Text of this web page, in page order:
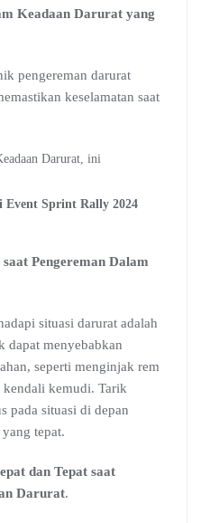
Keadaan Darurat yang
pengereman darurat
keselamatan saat
Event Sprint Rally 2024
saat Pengereman Dalam
situasi darurat adalah
dapat menyebabkan
seperti menginjak rem
kendali kemudi. Tarik
pada situasi di depan
tepat.
dan Tepat saat
Darurat.